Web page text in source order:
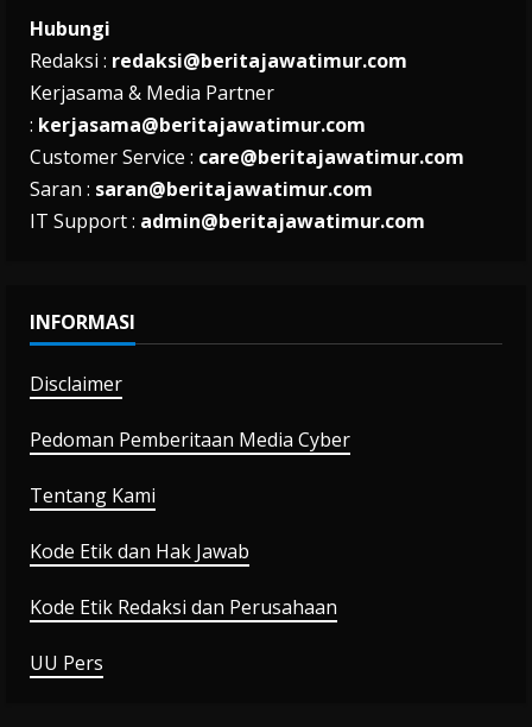
Hubungi
Redaksi : redaksi@beritajawatimur.com
Kerjasama & Media Partner
: kerjasama@beritajawatimur.com
Customer Service : care@beritajawatimur.com
Saran : saran@beritajawatimur.com
IT Support : admin@beritajawatimur.com
INFORMASI
Disclaimer
Pedoman Pemberitaan Media Cyber
Tentang Kami
Kode Etik dan Hak Jawab
Kode Etik Redaksi dan Perusahaan
UU Pers